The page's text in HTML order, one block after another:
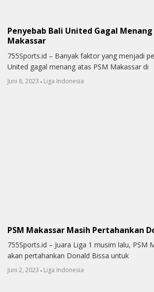
Penyebab Bali United Gagal Menang
Makassar
755Sports.id – Banyak faktor yang menjadi
United gagal menang atas PSM Makassar di
Juni 8, 2023 - Liga Indonesia
PSM Makassar Masih Pertahankan
755Sports.id – Juara Liga 1 musim lalu, PSM
akan pertahankan Donald Bissa untuk
Juni 2, 2023 - Liga Indonesia